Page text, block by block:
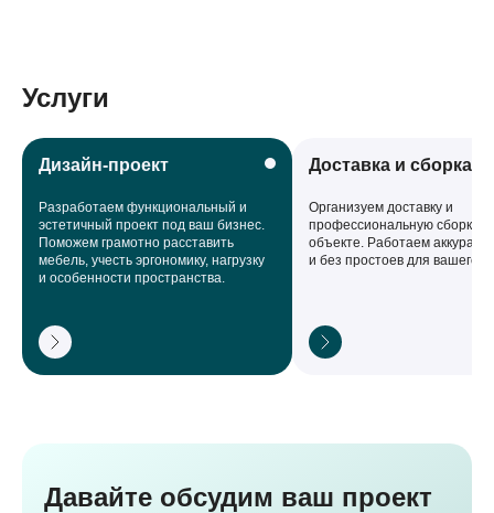
Услуги
Дизайн-проект
Разработаем функциональный и
эстетичный проект под ваш бизнес.
Поможем грамотно расставить
мебель, учесть эргономику, нагрузку
и особенности пространства.
Доставка и сборка
Организуем доставку и
профессиональную сборку
объекте. Работаем
и без простоев для вашего
Давайте обсудим ваш проект